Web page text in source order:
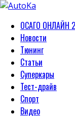
ОСАГО ОНЛАЙН
Новости
Тюнинг
Статьи
Суперкары
Тест-драйв
Спорт
Видео